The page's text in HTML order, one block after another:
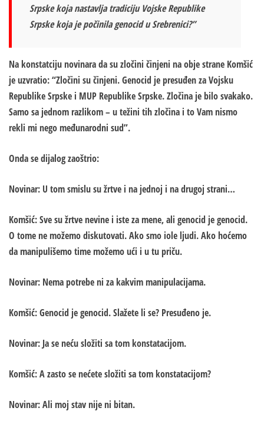
Srpske koja nastavlja tradiciju Vojske Republike
Srpske koja je počinila genocid u Srebrenici?”
Na konstatciju novinara da su zločini činjeni na obje strane Komšić
je uzvratio: “Zločini su činjeni. Genocid je presuđen za Vojsku
Republike Srpske i MUP Republike Srpske. Zločina je bilo svakako.
Samo sa jednom razlikom – u težini tih zločina i to Vam nismo
rekli mi nego međunarodni sud”.
Onda se dijalog zaoštrio:
Novinar: U tom smislu su žrtve i na jednoj i na drugoj strani…
Komšić: Sve su žrtve nevine i iste za mene, ali genocid je genocid.
O tome ne možemo diskutovati. Ako smo iole ljudi. Ako hoćemo
da manipulišemo time možemo ući i u tu priču.
Novinar: Nema potrebe ni za kakvim manipulacijama.
Komšić: Genocid je genocid. Slažete li se? Presuđeno je.
Novinar: Ja se neću složiti sa tom konstatacijom.
Komšić: A zasto se nećete složiti sa tom konstatacijom?
Novinar: Ali moj stav nije ni bitan.